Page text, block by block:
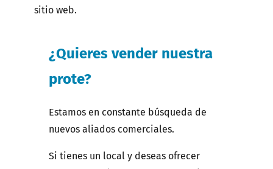
sitio web.
¿Quieres vender nuestra
prote?
Estamos en constante búsqueda de
nuevos aliados comerciales.
Si tienes un local y deseas ofrecer